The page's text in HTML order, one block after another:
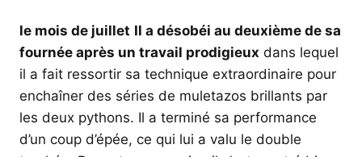
le mois de juillet Il a désobéi au deuxième de sa
fournée après un travail prodigieux dans lequel
il a fait ressortir sa technique extraordinaire pour
enchaîner des séries de muletazos brillants par
les deux pythons. Il a terminé sa performance
d’un coup d’épée, ce qui lui a valu le double